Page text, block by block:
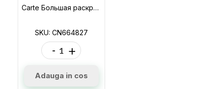
Carte Большая раскраска_Животные/Акварель CN664827
SKU: CN664827
- +
Adauga in cos